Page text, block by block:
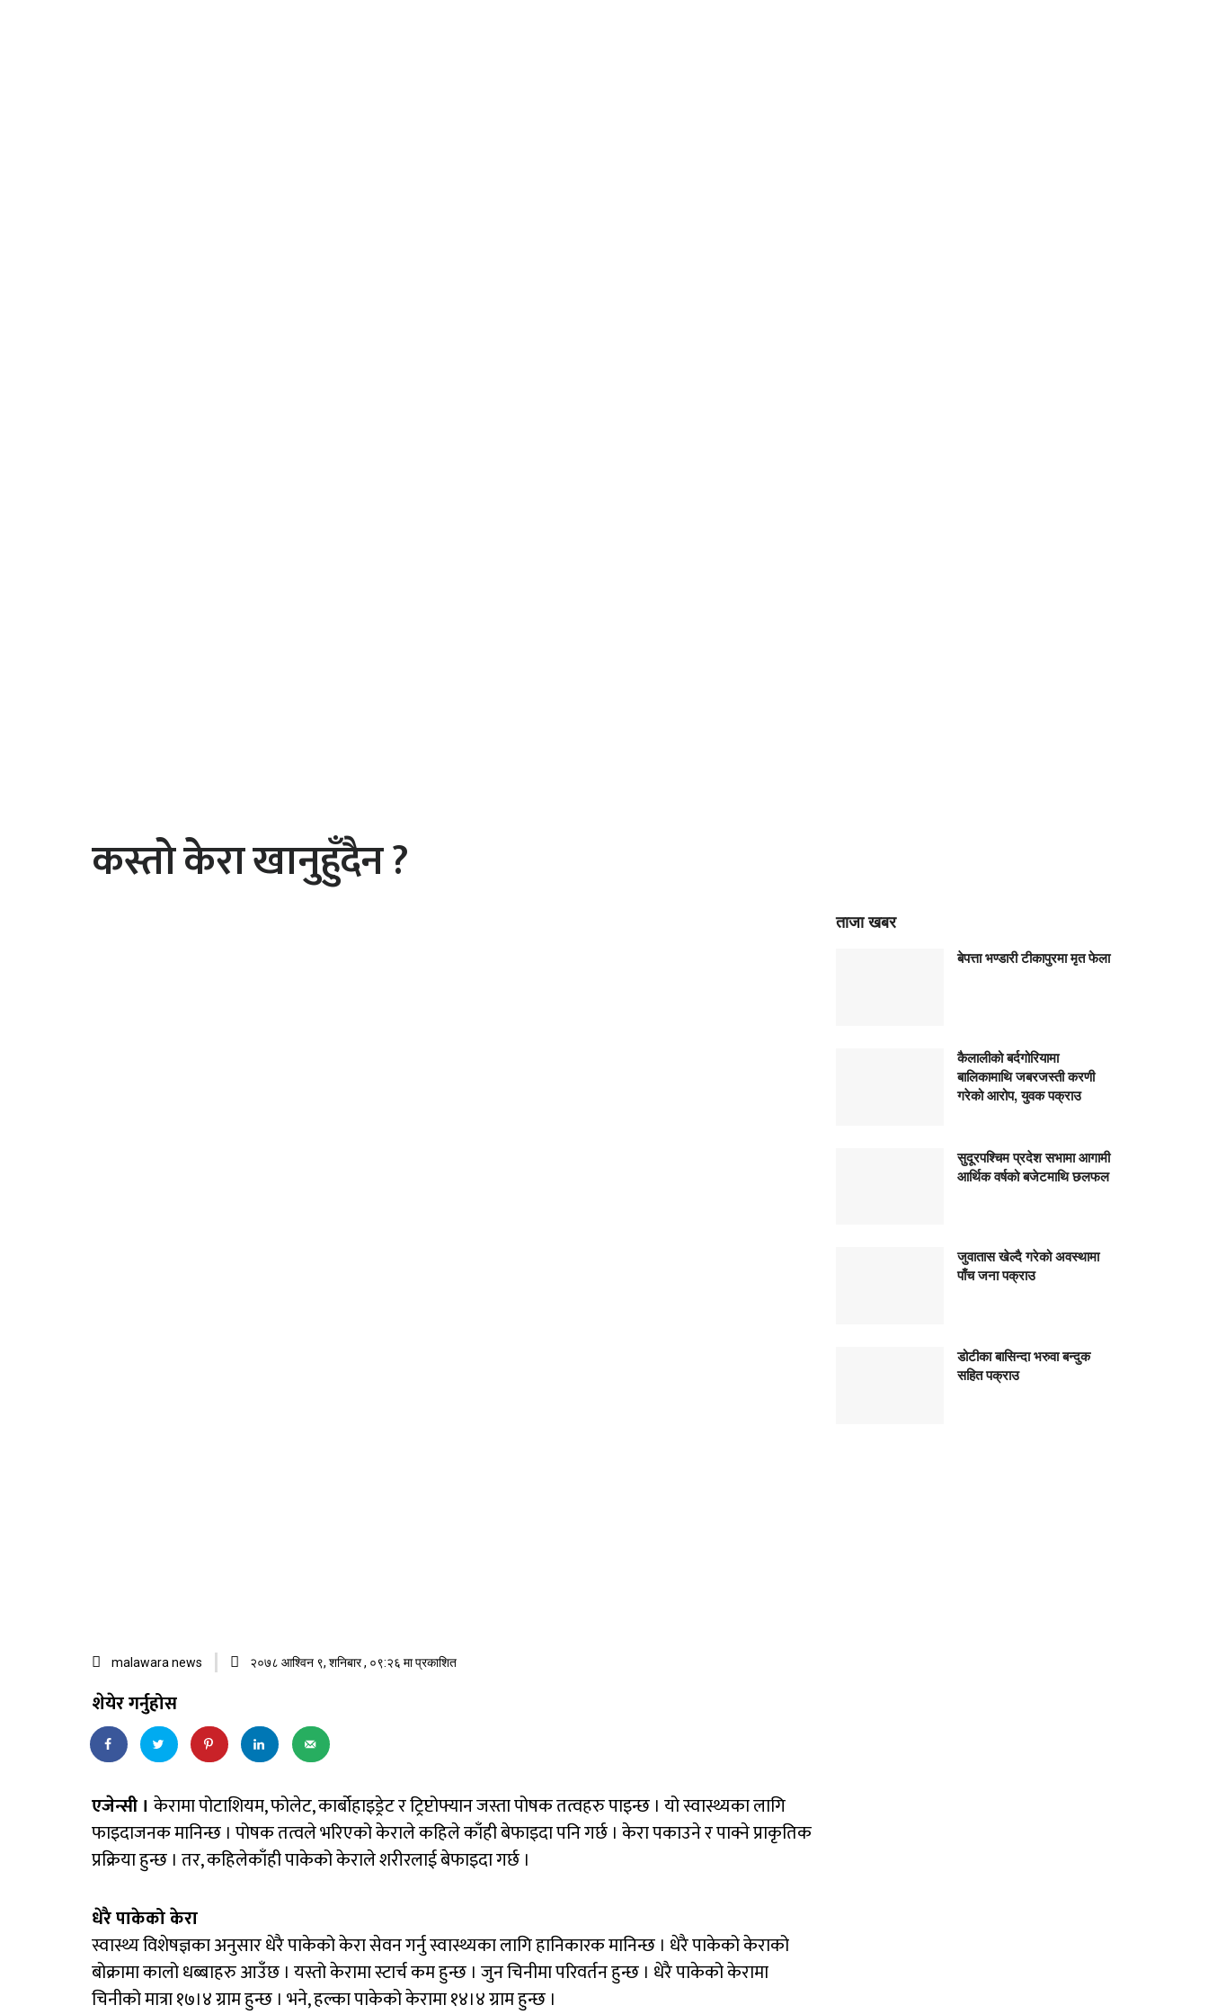
कस्तो केरा खानुहुँदैन ?
malawara news २०७८ आश्विन ९, शनिबार , ०९:२६ मा प्रकाशित
शेयेर गर्नुहोस
एजेन्सी । केरामा पोटाशियम, फोलेट, कार्बोहाइड्रेट र ट्रिप्टोफ्यान जस्ता पोषक तत्वहरु पाइन्छ । यो स्वास्थ्यका लागि
फाइदाजनक मानिन्छ । पोषक तत्वले भरिएको केराले कहिले काँही बेफाइदा पनि गर्छ । केरा पकाउने र पाक्ने प्राकृतिक
प्रक्रिया हुन्छ । तर, कहिलेकाँही पाकेको केराले शरीरलाई बेफाइदा गर्छ ।
धेरै पाकेको केरा
स्वास्थ्य विशेषज्ञका अनुसार धेरै पाकेको केरा सेवन गर्नु स्वास्थ्यका लागि हानिकारक मानिन्छ । धेरै पाकेको केराको
बोक्रामा कालो धब्बाहरु आउँछ । यस्तो केरामा स्टार्च कम हुन्छ । जुन चिनीमा परिवर्तन हुन्छ । धेरै पाकेको केरामा
चिनीको मात्रा १७।४ ग्राम हुन्छ । भने, हल्का पाकेको केरामा १४।४ ग्राम हुन्छ ।
ताजा खबर
बेपत्ता भण्डारी टीकापुरमा मृत फेला
कैलालीको बर्दगोरियामा
बालिकामाथि जबरजस्ती करणी
गरेको आरोप, युवक पक्राउ
सुदूरपश्चिम प्रदेश सभामा आगामी
आर्थिक वर्षको बजेटमाथि छलफल
जुवातास खेल्दै गरेको अवस्थामा
पाँच जना पक्राउ
डोटीका बासिन्दा भरुवा बन्दुक
सहित पक्राउ